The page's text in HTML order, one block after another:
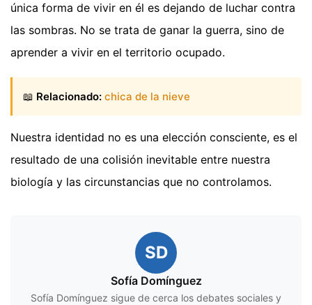
única forma de vivir en él es dejando de luchar contra
las sombras. No se trata de ganar la guerra, sino de
aprender a vivir en el territorio ocupado.
📖 Relacionado: chica de la nieve
Nuestra identidad no es una elección consciente, es el
resultado de una colisión inevitable entre nuestra
biología y las circunstancias que no controlamos.
SD
Sofía Domínguez
Sofía Domínguez sigue de cerca los debates sociales y